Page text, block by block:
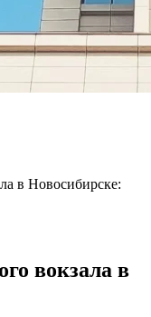
в Новосибирске:
вокзала в